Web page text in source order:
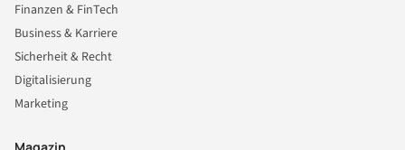
Finanzen & FinTech
Business & Karriere
Sicherheit & Recht
Digitalisierung
Marketing